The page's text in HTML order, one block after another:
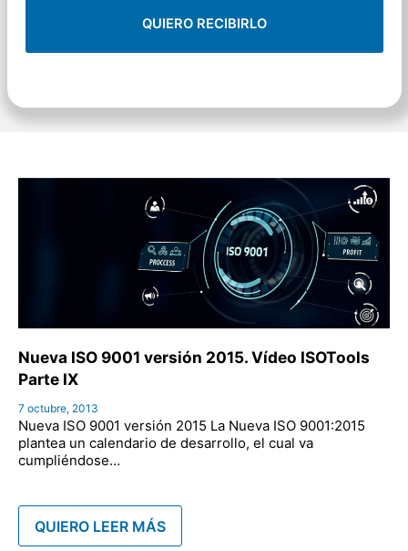
Nueva ISO 9001 versión 2015. Vídeo ISOTools
Parte IX
7 octubre, 2013
Nueva ISO 9001 versión 2015 La Nueva ISO 9001:2015
plantea un calendario de desarrollo, el cual va
cumpliéndose…
QUIERO LEER MÁS